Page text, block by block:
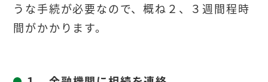
うな手続が必要なので、概ね２、３週間程時
間がかかります。